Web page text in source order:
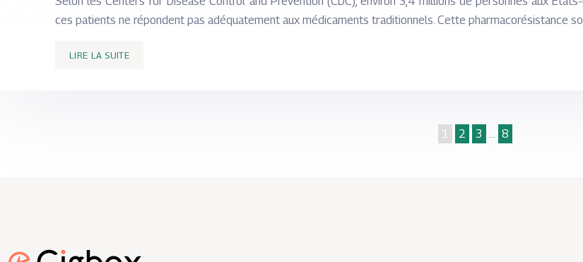
ces patients ne répondent pas adéquatement aux médicaments traditionnels. Cette pharmacorésistance
LIRE LA SUITE
1 2 3 … 8